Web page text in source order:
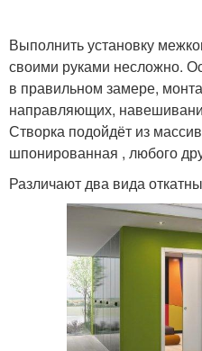
Выполнить установку
своими руками несложно.
в правильном замере,
направляющих,
Створка подойдёт из
шпонированная , любого
Различают два вида